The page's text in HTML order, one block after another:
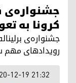
جشنواره‌ی
کرونا به
جشنوارەی
رویدادهای مهم
12-19 21:32